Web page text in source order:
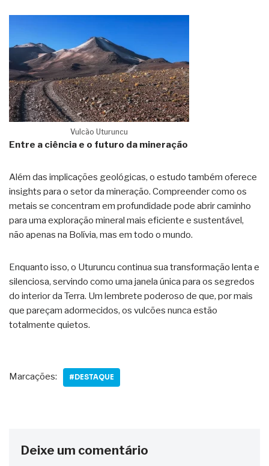
Vulcão Uturuncu
Entre a ciência e o futuro da mineração
Além das implicações geológicas, o estudo também oferece
insights para o setor da mineração. Compreender como os
metais se concentram em profundidade pode abrir caminho
para uma exploração mineral mais eficiente e sustentável,
não apenas na Bolívia, mas em todo o mundo.
Enquanto isso, o Uturuncu continua sua transformação lenta e
silenciosa, servindo como uma janela única para os segredos
do interior da Terra. Um lembrete poderoso de que, por mais
que pareçam adormecidos, os vulcões nunca estão
totalmente quietos.
Marcações: #DESTAQUE
Deixe um comentário